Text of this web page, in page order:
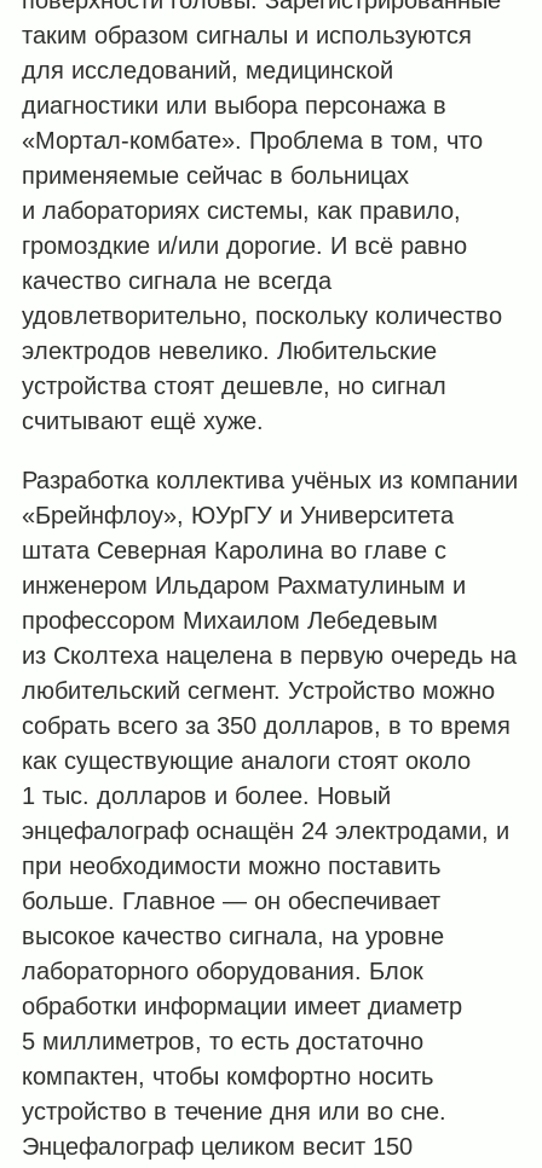
таким образом сигналы и используются
для исследований, медицинской
диагностики или выбора персонажа в
«Мортал-комбате». Проблема в том, что
применяемые сейчас в больницах
и лабораториях системы, как правило,
громоздкие и/или дорогие. И всё равно
качество сигнала не всегда
удовлетворительно, поскольку количество
электродов невелико. Любительские
устройства стоят дешевле, но сигнал
считывают ещё хуже.
Разработка коллектива учёных из компании
«Брейнфлоу», ЮУрГУ и Университета
штата Северная Каролина во главе с
инженером Ильдаром Рахматулиным и
профессором Михаилом Лебедевым
из Сколтеха нацелена в первую очередь на
любительский сегмент. Устройство можно
собрать всего за 350 долларов, в то время
как существующие аналоги стоят около
1 тыс. долларов и более. Новый
энцефалограф оснащён 24 электродами, и
при необходимости можно поставить
больше. Главное — он обеспечивает
высокое качество сигнала, на уровне
лабораторного оборудования. Блок
обработки информации имеет диаметр
5 миллиметров, то есть достаточно
компактен, чтобы комфортно носить
устройство в течение дня или во сне.
Энцефалограф целиком весит 150